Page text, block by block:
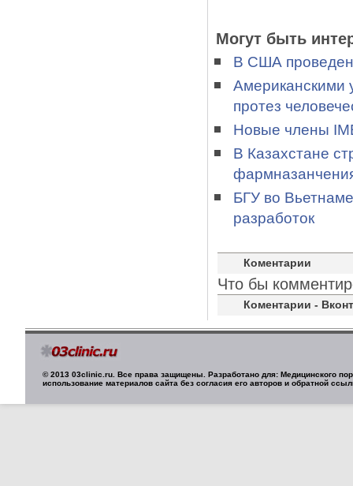
Могут быть
В США
Американскими
протез
Новые члены
В Казахстане
БГУ во
разработок
Коментарии
Что бы
Коментарии -
© 2013 03clinic.ru. Все права защищены. Разработано для: Медицинского
использование материалов сайта без согласия его авторов и обратной